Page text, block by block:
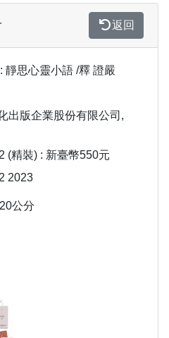
返回
靜思心靈小語 /釋 證嚴
出版企業股份有限公司,
(精裝) : 新臺幣550元
2023
公分